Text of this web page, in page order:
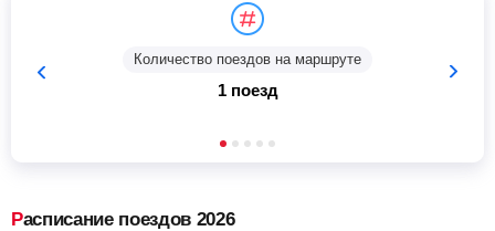
Количество поездов на маршруте
1 поезд
Расписание поездов 2026